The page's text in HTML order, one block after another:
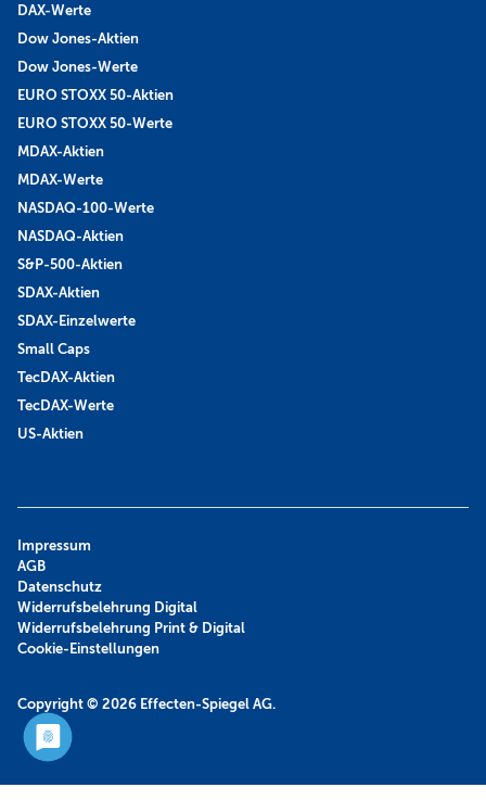
DAX-Werte
Dow Jones-Aktien
Dow Jones-Werte
EURO STOXX 50-Aktien
EURO STOXX 50-Werte
MDAX-Aktien
MDAX-Werte
NASDAQ-100-Werte
NASDAQ-Aktien
S&P-500-Aktien
SDAX-Aktien
SDAX-Einzelwerte
Small Caps
TecDAX-Aktien
TecDAX-Werte
US-Aktien
Copyright © 2026 Effecten-Spiegel AG.
Impressum
AGB
Datenschutz
Widerrufsbelehrung Digital
Widerrufsbelehrung Print & Digital
Cookie-Einstellungen